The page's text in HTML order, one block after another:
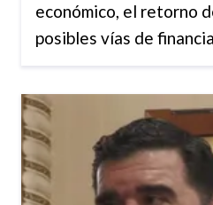
económico, el retorno
posibles vías de